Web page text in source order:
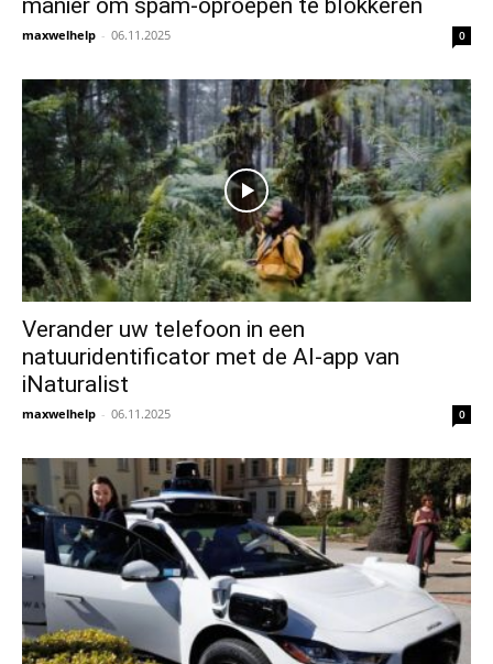
manier om spam-oproepen te blokkeren
maxwelhelp - 06.11.2025 0
Verander uw telefoon in een
natuuridentificator met de AI-app van
iNaturalist
maxwelhelp - 06.11.2025 0